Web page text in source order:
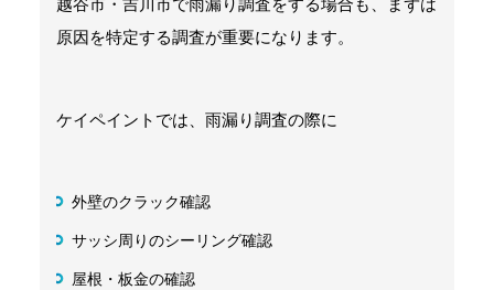
原因を特定する調査が重要になります。
ケイペイントでは、雨漏り調査の際に
外壁のクラック確認
サッシ周りのシーリング確認
屋根・板金の確認